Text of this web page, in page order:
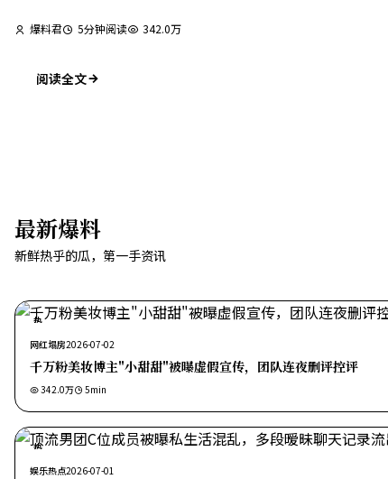
爆料君 5分钟阅读 342.0万
阅读全文
最新爆料
新鲜热乎的瓜，第一手资讯
热
网红塌房2026-07-02
千万粉美妆博主"小甜甜"被曝虚假宣传，团队连夜删评控评
342.0万 5min
热
娱乐热点2026-07-01